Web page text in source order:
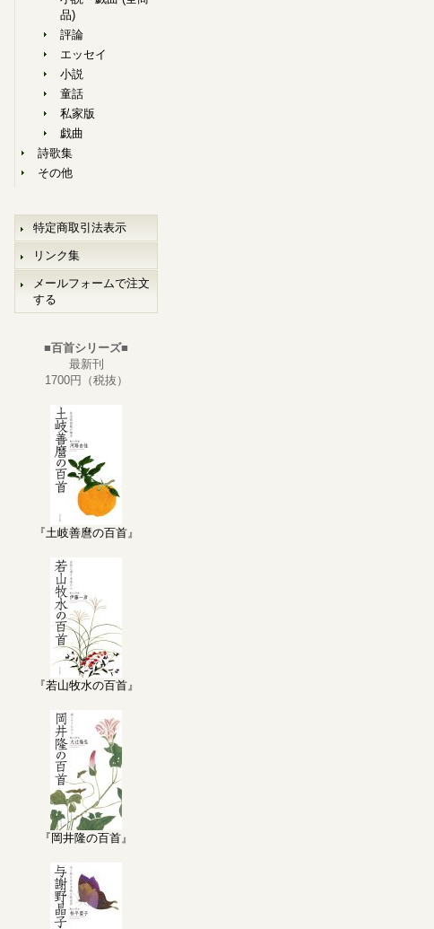
品)
評論
エッセイ
小説
童話
私家版
戯曲
詩歌集
その他
特定商取引法表示
リンク集
メールフォームで注文
する
■百首シリーズ■
最新刊
1700円（税抜）
『土岐善麿の百首』
『若山牧水の百首』
『岡井隆の百首』